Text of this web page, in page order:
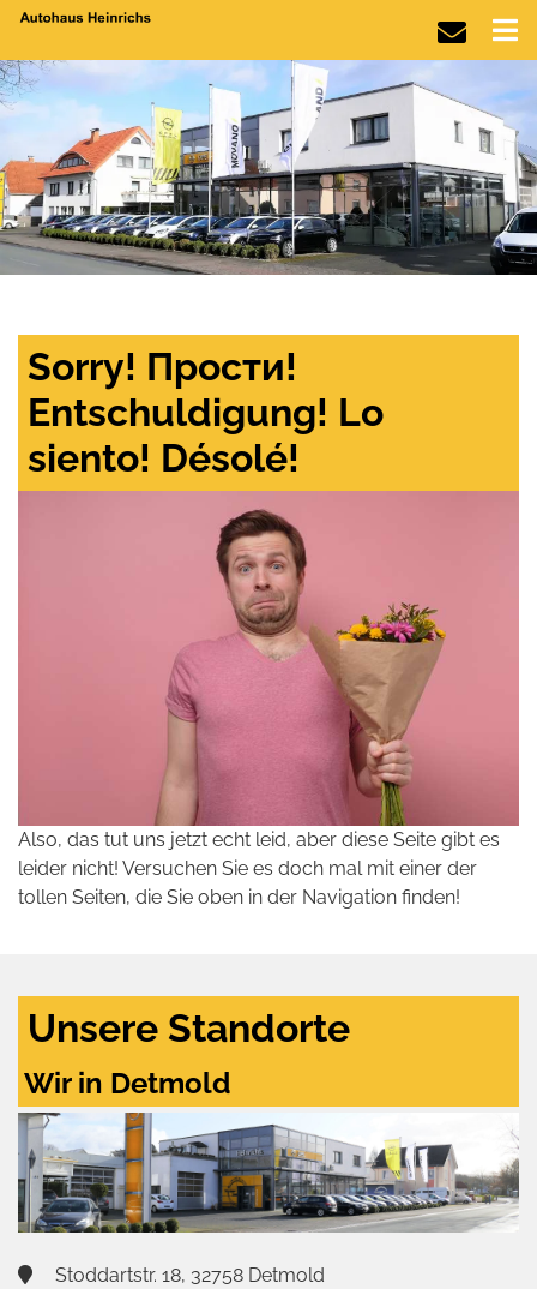
Sorry! Прости!
Entschuldigung! Lo
siento! Désolé!
Also, das tut uns jetzt echt leid, aber diese Seite gibt es
leider nicht! Versuchen Sie es doch mal mit einer der
tollen Seiten, die Sie oben in der Navigation finden!
Unsere Standorte
Wir in Detmold
Stoddartstr. 18, 32758 Detmold